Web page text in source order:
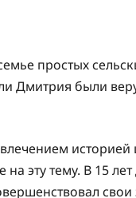
простых
Дмитрия были
историей
эту тему. В 15
свои